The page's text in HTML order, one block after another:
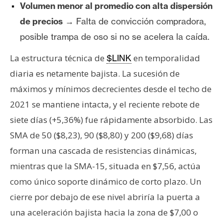
Volumen menor al promedio con alta dispersión
de precios → Falta de convicción compradora,
posible trampa de oso si no se acelera la caída.
La estructura técnica de $LINK en temporalidad
diaria es netamente bajista. La sucesión de
máximos y mínimos decrecientes desde el techo de
2021 se mantiene intacta, y el reciente rebote de
siete días (+5,36%) fue rápidamente absorbido. Las
SMA de 50 ($8,23), 90 ($8,80) y 200 ($9,68) días
forman una cascada de resistencias dinámicas,
mientras que la SMA-15, situada en $7,56, actúa
como único soporte dinámico de corto plazo. Un
cierre por debajo de ese nivel abriría la puerta a
una aceleración bajista hacia la zona de $7,00 o